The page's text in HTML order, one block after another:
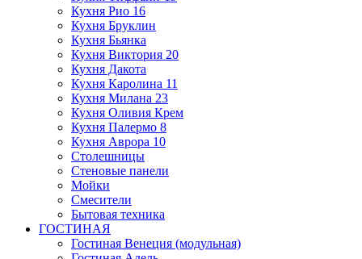
Кухня Рио 16
Кухня Бруклин
Кухня Бьянка
Кухня Виктория 20
Кухня Дакота
Кухня Каролина 11
Кухня Милана 23
Кухня Оливия Крем
Кухня Палермо 8
Кухня Аврора 10
Столешницы
Стеновые панели
Мойки
Смесители
Бытовая техника
ГОСТИНАЯ
Гостиная Венеция (модульная)